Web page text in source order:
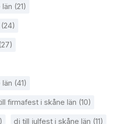
(21)
(41)
firmafest i skåne län (10)
dj till julfest i skåne län (11)